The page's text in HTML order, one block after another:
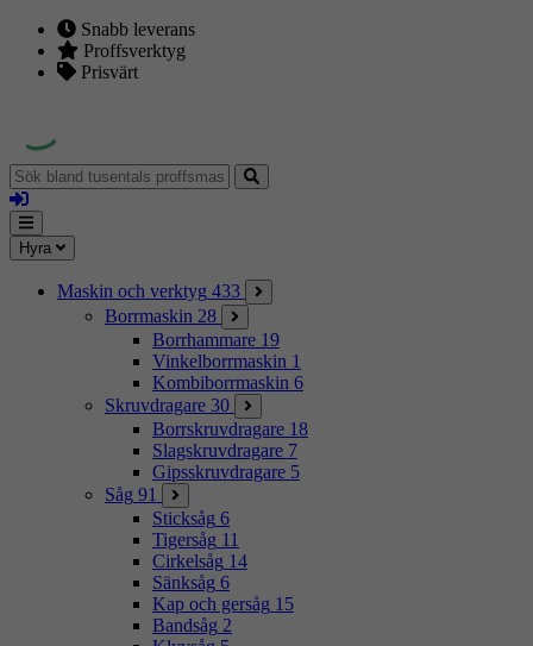
Snabb leverans
Proffsverktyg
Prisvärt
Sök
bland
tusentals
proffsmaskiner
Logga
in
Mina
sidor
Meny
Hyra
Maskin och verktyg 433
Borrmaskin 28
Borrhammare 19
Vinkelborrmaskin 1
Kombiborrmaskin 6
Skruvdragare 30
Borrskruvdragare 18
Slagskruvdragare 7
Gipsskruvdragare 5
Såg 91
Sticksåg 6
Tigersåg 11
Cirkelsåg 14
Sänksåg 6
Kap och gersåg 15
Bandsåg 2